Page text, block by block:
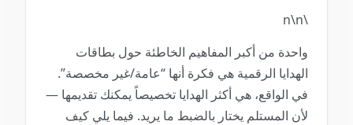
واحدة من أكبر المفاهيم الخاطئة حول بطاقات
الهدايا الرقمية هي فكرة أنها “عامة/غير مخصصة”.
في الواقع، هي أكثر الهدايا تخصيصاً يمكنك تقديمها —
لأن المستلم يختار بالضبط ما يريد. فيما يلي كيف